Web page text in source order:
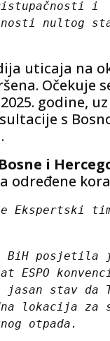
i
nultog
uticaja na
Očekuje
godine,
s
i
određene
Ekspertski
BiH posjetila
ESPO
stav da
lokacija za
otpada.